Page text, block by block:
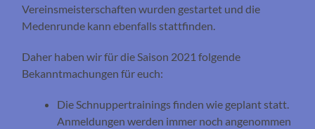
Vereinsmeisterschaften wurden gestartet und die
Medenrunde kann ebenfalls stattfinden.
Daher haben wir für die Saison 2021 folgende
Bekanntmachungen für euch:
Die Schnuppertrainings finden wie geplant statt.
Anmeldungen werden immer noch angenommen